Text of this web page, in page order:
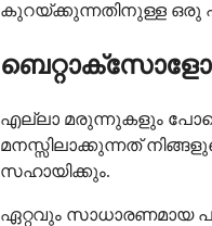
കുറയ്ക്കുന്നതിനുള്ള ഒരു
എല്ലാ മരുന്നുകളും
മനസ്സിലാക്കുന്നത്
സഹായിക്കും.
ഏറ്റവും സാധാരണമായ